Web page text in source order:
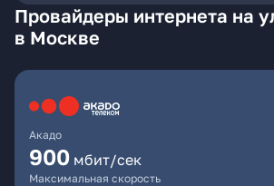
Провайдеры интернета на
в Москве
Акадо
900 мбит/сек
Максимальная скорость